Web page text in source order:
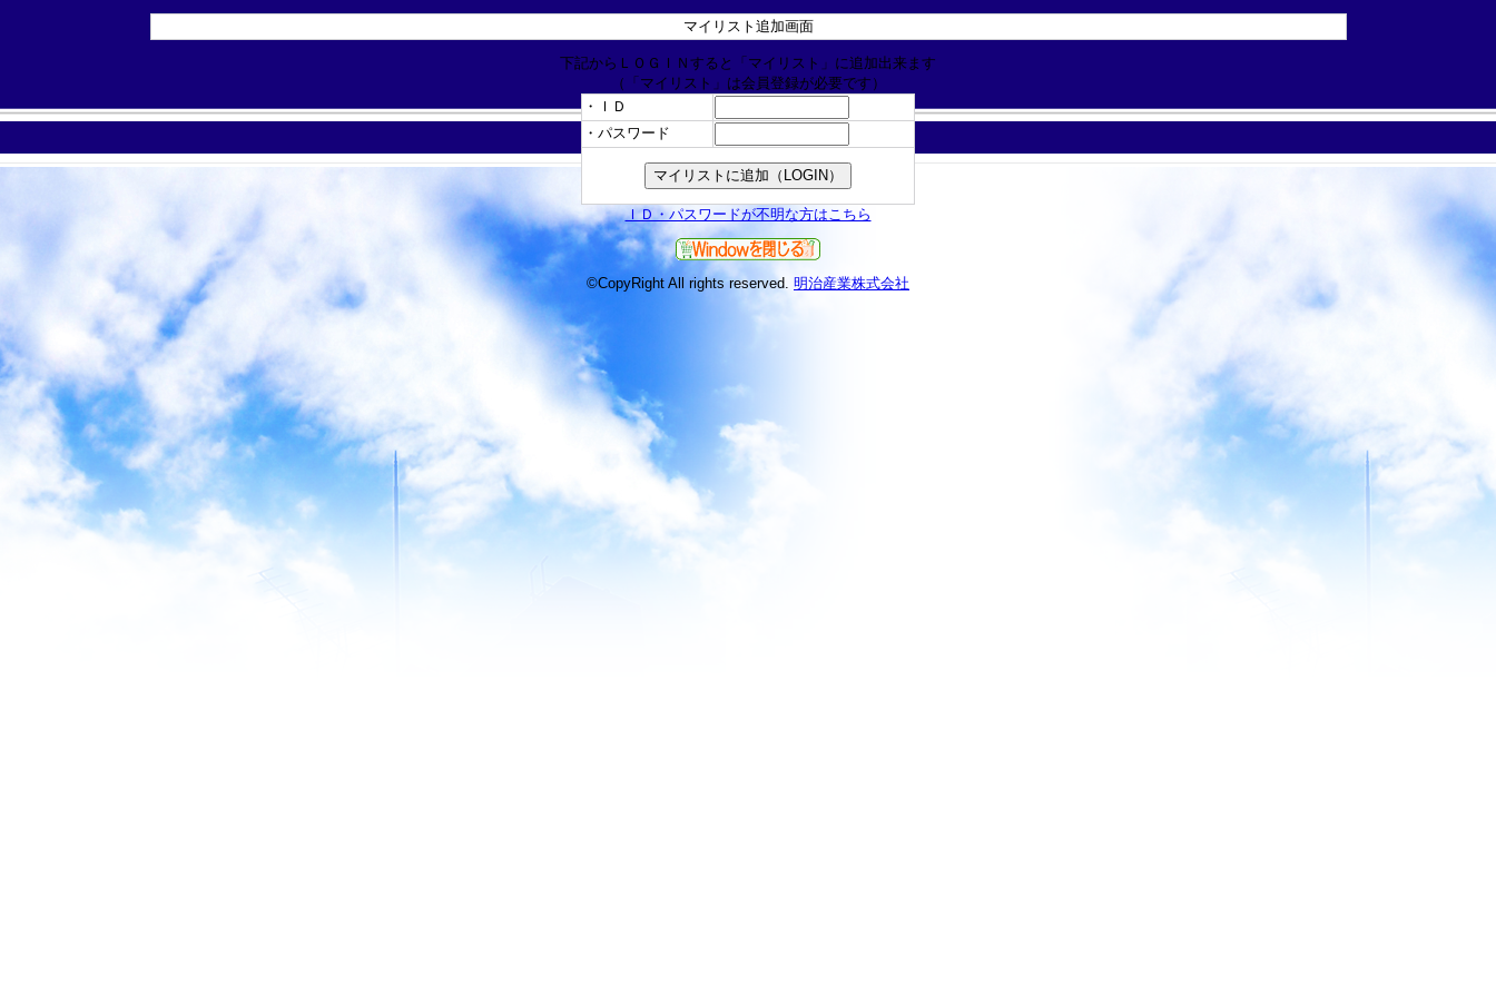
マイリスト追加画面
下記からＬＯＧＩＮすると「マイリスト」に追加出来ます
（「マイリスト」は会員登録が必要です）
・ＩＤ
・パスワード
ＩＤ・パスワードが不明な方はこちら
©CopyRight All rights reserved. 明治産業株式会社